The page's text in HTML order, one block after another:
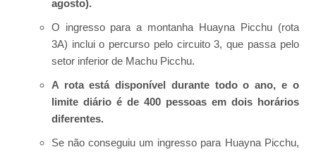
agosto).
O ingresso para a montanha Huayna Picchu (rota
3A) inclui o percurso pelo circuito 3, que passa pelo
setor inferior de Machu Picchu.
A rota está disponível durante todo o ano, e o
limite diário é de 400 pessoas em dois horários
diferentes.
Se não conseguiu um ingresso para Huayna Picchu,